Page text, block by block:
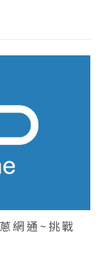
網通~挑戰